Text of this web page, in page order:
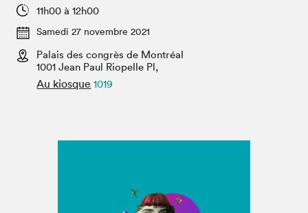
Espace exposant⋅e⋅s
Espace enseignant·e·s
SLM PRO
Projets partenaires
11h00 à 12h00
Samedi 27 novembre 2021
Palais des congrès de Montréal
1001 Jean Paul Riopelle Pl,
Au kiosque 1019